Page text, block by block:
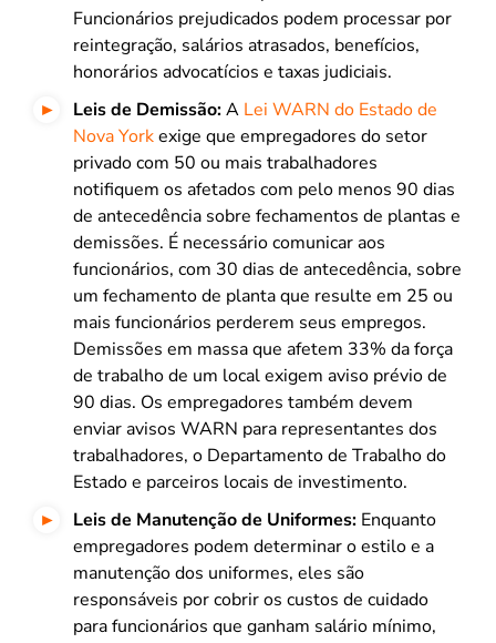
Funcionários prejudicados podem processar por
reintegração, salários atrasados, benefícios,
honorários advocatícios e taxas judiciais.
Leis de Demissão:A Lei WARN do Estado de
Nova Yorkexige que empregadores do setor
privado com 50 ou mais trabalhadores
notifiquem os afetados com pelo menos 90 dias
de antecedência sobre fechamentos de plantas e
demissões. É necessário comunicar aos
funcionários, com 30 dias de antecedência, sobre
um fechamento de planta que resulte em 25 ou
mais funcionários perderem seus empregos.
Demissões em massa que afetem 33% da força
de trabalho de um local exigem aviso prévio de
90 dias. Os empregadores também devem
enviar avisos WARN para representantes dos
trabalhadores, o Departamento de Trabalho do
Estado e parceiros locais de investimento.
Leis de Manutenção de Uniformes: Enquanto
empregadores podem determinar o estilo e a
manutenção dos uniformes, eles são
responsáveis por cobrir os custos de cuidado
para funcionários que ganham salário mínimo,